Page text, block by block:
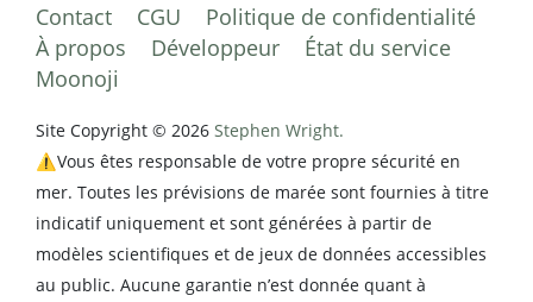
Contact CGU
Politique de confidentialité
À propos
Développeur
État du service
Moonoji
Site Copyright © 2026 Stephen Wright.
⚠️Vous êtes responsable de votre propre sécurité en
mer. Toutes les prévisions de marée sont fournies à titre
indicatif uniquement et sont générées à partir de
modèles scientifiques et de jeux de données accessibles
au public. Aucune garantie n’est donnée quant à